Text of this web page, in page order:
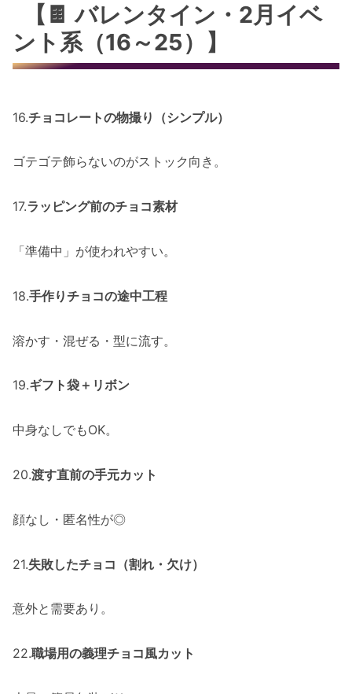
【🍫 バレンタイン・2月イベ
ント系（16～25）】
16.チョコレートの物撮り（シンプル）
ゴテゴテ飾らないのがストック向き。
17.ラッピング前のチョコ素材
「準備中」が使われやすい。
18.手作りチョコの途中工程
溶かす・混ぜる・型に流す。
19.ギフト袋＋リボン
中身なしでもOK。
20.渡す直前の手元カット
顔なし・匿名性が◎
21.失敗したチョコ（割れ・欠け）
意外と需要あり。
22.職場用の義理チョコ風カット